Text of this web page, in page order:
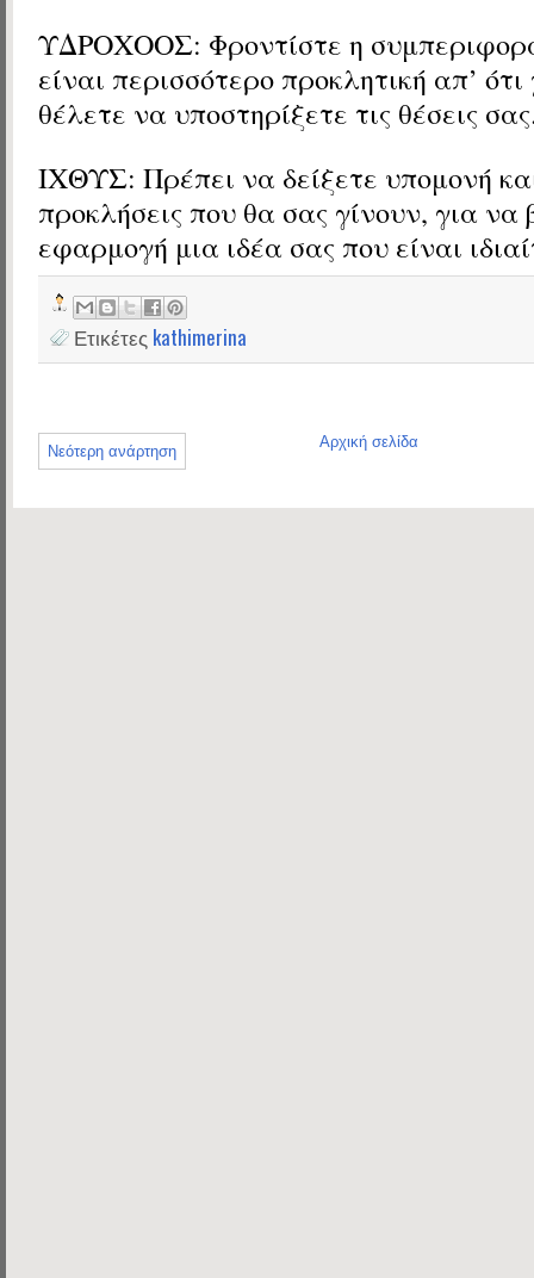
ΥΔΡΟΧΟΟΣ: Φροντίστε η
είναι περισσότερο προκλητική απ’
θέλετε να υποστηρίξετε τις θέσεις
ΙΧΘΥΣ: Πρέπει να δείξετε υπομονή
προκλήσεις που θα σας γίνουν, για να
εφαρμογή μια ιδέα σας που είναι
Ετικέτες kathimerina
Νεότερη ανάρτηση
Αρχική σελίδα